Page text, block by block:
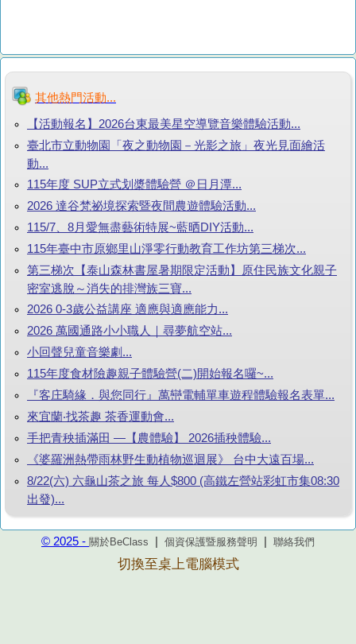
其他熱門活動...
【活動報名】2026台東最美星空導覽音樂體驗活動...
臺北市立動物園「夜之動物園－光影之旅」夜光見面繪活
動...
115年度 SUP立式划槳體驗營 ＠日月潭...
2026 達谷梵祕境探索暨夜間農遊體驗活動...
115/7、8月愛無盡藝術特展~藍晒DIY活動...
115年臺中市原鄉里山淨零行動教育工作坊第三梯次...
第三梯次【泰山森林書屋暑期限定活動】原住民族文化親子
密室逃脫～消失的排灣族三寶...
2026 0-3歲公益講座 適應與適應能力...
2026 萬國通路小小職人｜尋夢航空站...
小回聲兒童音樂劇...
115年度食材險趣親子體驗營(二)開始報名囉~...
『客庄騎緣．與您同行』萬巒電輔單車遊程體驗報名表單...
來宜蘭‧找茶趣 茶香運動會...
手把青秧插滿田 —【農體驗】 2026插秧體驗...
《婆羅洲熱帶雨林野生動植物巡迴展》 台中大遠百場...
8/22(六) 六龜山茶之旅 每人$800 (高鐵左營站彩虹市集08:30
出發)...
© 2025 - 關於BeClass 個資保護暨服務聲明 聯絡我們
切換至桌上電腦模式